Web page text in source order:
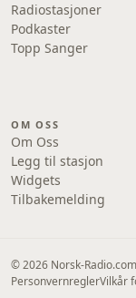
Radiostasjoner
Podkaster
Topp Sanger
OM OSS
Om Oss
Legg til stasjon
Widgets
Tilbakemelding
© 2026 Norsk-
PersonvernreglerVilkår